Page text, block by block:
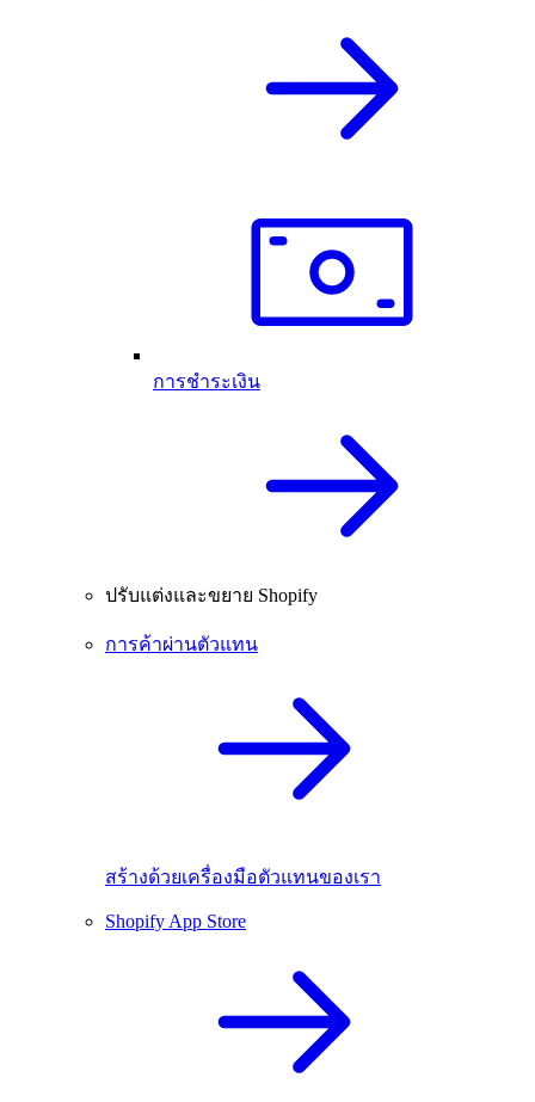
การชำระเงิน
ปรับแต่งและขยาย Shopify
การค้าผ่านตัวแทน
สร้างด้วยเครื่องมือตัวแทนของเรา
Shopify App Store